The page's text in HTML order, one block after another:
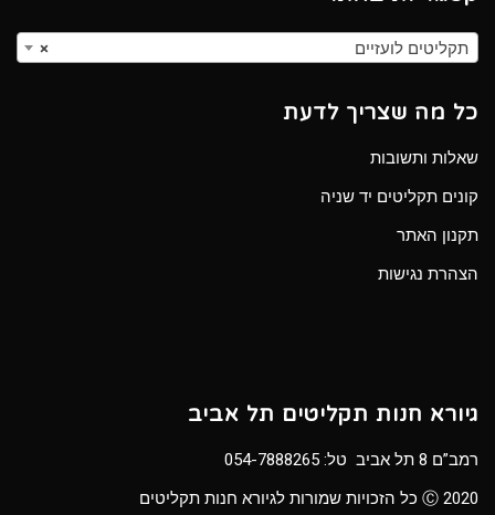
× תקליטים לועזיים
כל מה שצריך לדעת
שאלות ותשובות
קונים תקליטים יד שניה
תקנון האתר
הצהרת נגישות
גיורא חנות תקליטים תל אביב
רמב”ם 8 תל אביב טל:
054-7888265
Ⓒ 2020 כל הזכויות שמורות לגיורא חנות תקליטים